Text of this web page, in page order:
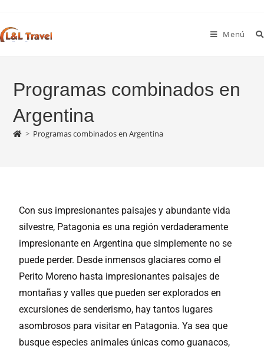
Menú
Programas combinados en
Argentina
> Programas combinados en Argentina
Con sus impresionantes paisajes y abundante vida
silvestre, Patagonia es una región verdaderamente
impresionante en Argentina que simplemente no se
puede perder. Desde inmensos glaciares como el
Perito Moreno hasta impresionantes paisajes de
montañas y valles que pueden ser explorados en
excursiones de senderismo, hay tantos lugares
asombrosos para visitar en Patagonia. Ya sea que
busque especies animales únicas como guanacos,